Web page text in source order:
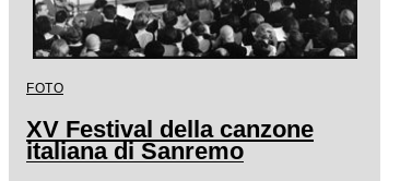
FOTO
XV Festival della canzone
italiana di Sanremo